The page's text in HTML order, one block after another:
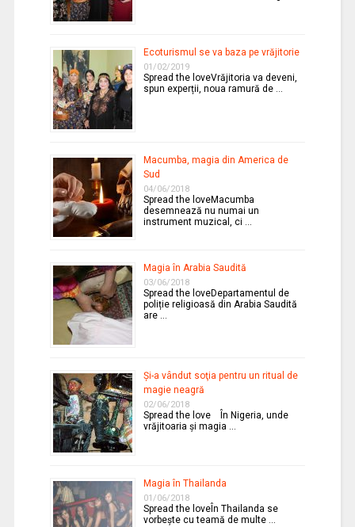
Ecoturismul se va baza pe vrăjitorie
01/02/2019
Spread the loveVrăjitoria va deveni,
spun experții, noua ramură de …
Macumba, magia din America de
Sud
04/06/2018
Spread the loveMacumba
desemnează nu numai un
instrument muzical, ci …
Magia în Arabia Saudită
03/06/2018
Spread the loveDepartamentul de
poliție religioasă din Arabia Saudită
are …
Şi-a vândut soţia pentru un ritual de
magie neagră
02/06/2018
Spread the love În Nigeria, unde
vrăjitoaria şi magia …
Magia în Thailanda
01/06/2018
Spread the loveÎn Thailanda se
vorbeşte cu teamă de multe …